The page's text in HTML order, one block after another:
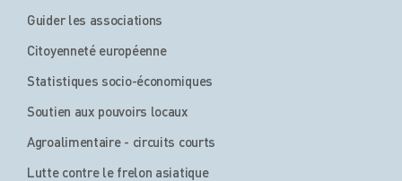
Guider les associations
Citoyenneté européenne
Statistiques socio-économiques
Soutien aux pouvoirs locaux
Agroalimentaire - circuits courts
Lutte contre le frelon asiatique